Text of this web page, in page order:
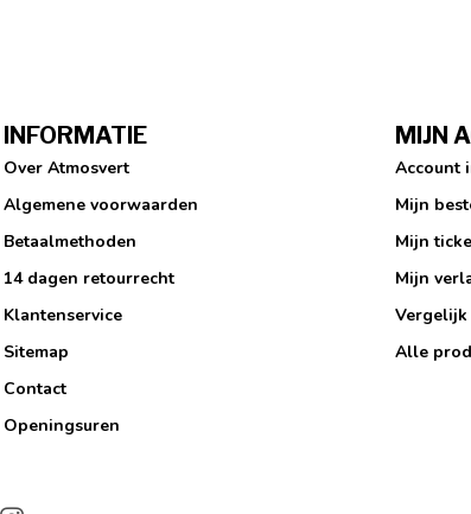
INFORMATIE
Over Atmosvert
Algemene voorwaarden
Betaalmethoden
14 dagen retourrecht
Klantenservice
Sitemap
Contact
Openingsuren
MIJN
Account
Mijn
Mijn
Mijn
Vergelijk
Alle